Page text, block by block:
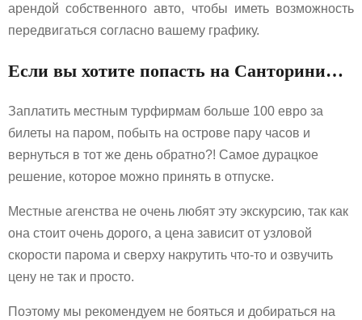
арендой собственного авто, чтобы иметь возможность
передвигаться согласно вашему графику.
Если вы хотите попасть на Санторини…
Заплатить местным турфирмам больше 100 евро за
билеты на паром, побыть на острове пару часов и
вернуться в тот же день обратно?! Самое дурацкое
решение, которое можно принять в отпуске.
Местные агенства не очень любят эту экскурсию, так как
она стоит очень дорого, а цена зависит от узловой
скорости парома и сверху накрутить что-то и озвучить
цену не так и просто.
Поэтому мы рекомендуем не бояться и добираться на